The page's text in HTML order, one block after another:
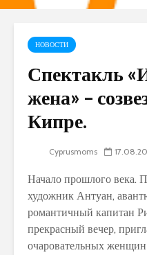
НОВОСТИ
Спектакль
жена» –
Кипре.
Cyprusmoms
Начало прошлого века.
художник Антуан,
романтичный капитан
прекрасный вечер,
очаровательных